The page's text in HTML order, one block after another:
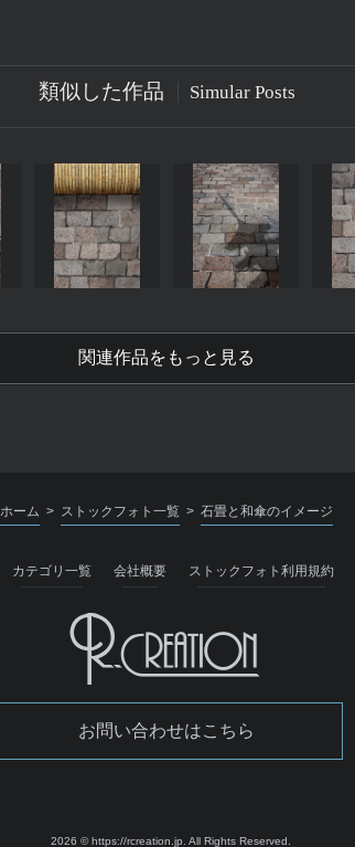
類似した作品 Simular Posts
関連作品をもっと見る
ホーム > ストックフォト一覧 > 石畳と和傘のイメージ
カテゴリ一覧 会社概要 ストックフォト利用規約
お問い合わせはこちら
2026 © https://rcreation.jp. All Rights Reserved.